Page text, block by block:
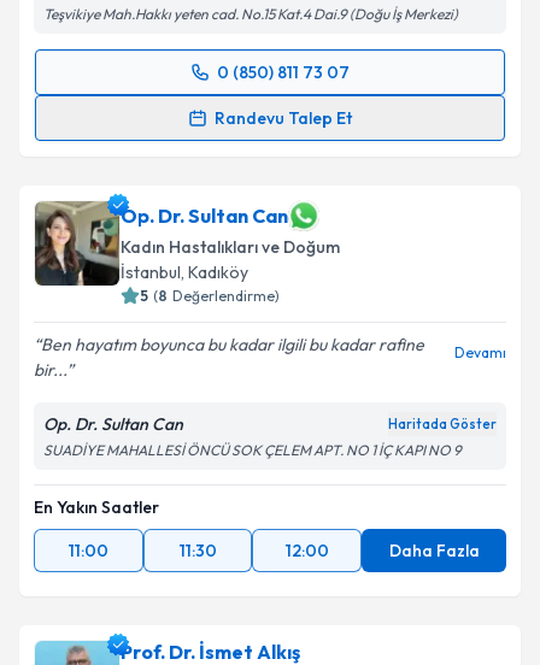
Teşvikiye Mah.Hakkı yeten cad. No.15 Kat.4 Dai.9 (Doğu İş Merkezi)
0 (850) 811 73 07
Randevu Talep Et
Randevu Takvimi Talebi
takvim hazırlandığında e-posta ile bilgilendireceğiz.
E-posta Adresiniz
kapsamda işlenmesini kabul ediyorum.
Op. Dr. Sultan Can
Kadın Hastalıkları ve Doğum
İstanbul, Kadıköy
5 (8 Değerlendirme)
Ben hayatım boyunca bu kadar ilgili bu kadar rafine
bir...
Devamı
Op. Dr. Sultan Can Haritada Göster
SUADİYE MAHALLESİ ÖNCÜ SOK ÇELEM APT. NO 1 İÇ KAPI NO 9
En Yakın Saatler
11:00
11:30 12:00 Daha Fazla
Prof. Dr. İsmet Alkış